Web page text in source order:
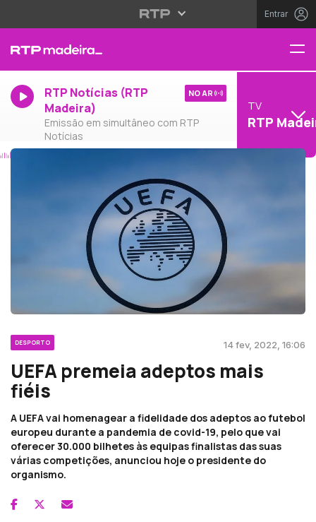
Entrar
RTP Notícias (RTP
Madeira)
Emissão em simultâneo com RTP
Notícias
NO AR
TV
RTP
DESPORTO 14 fev, 2022, 16:06
UEFA premeia adeptos mais
fiéis
A UEFA vai homenagear a fidelidade dos adeptos ao futebol
europeu durante a pandemia de covid-19, pelo que vai
oferecer 30.000 bilhetes às equipas finalistas das suas
várias competições, anunciou hoje o presidente do
organismo.